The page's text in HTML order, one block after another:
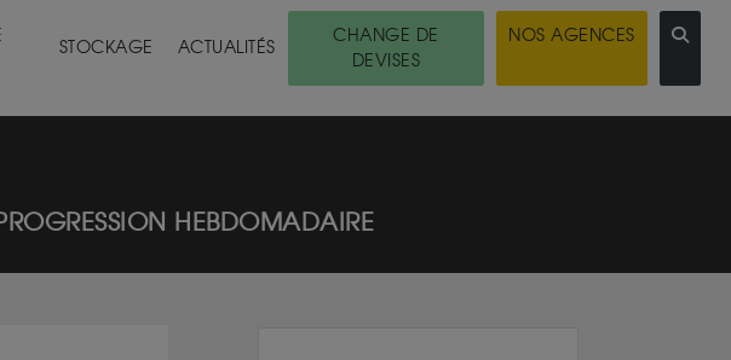
STOCKAGE ACTUALITÉS
CHANGE DE
DEVISES
NOS AGENCES
HEBDOMADAIRE